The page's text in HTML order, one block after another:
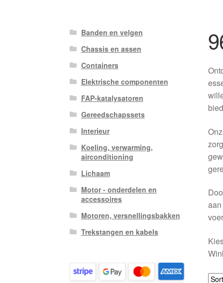
Banden en velgen
Chassis en assen
Containers
Elektrische componenten
FAP-katalysatoren
Gereedschapssets
Interieur
Koeling, verwarming,
airconditioning
Lichaam
Motor - onderdelen en
accessoires
Motoren, versnellingsbakken
Trekstangen en kabels